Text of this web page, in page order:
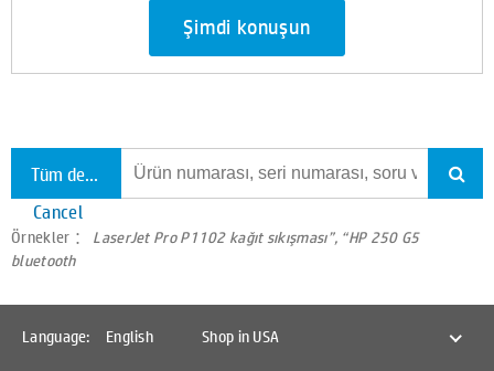
Şimdi konuşun
Tüm destekte ara
Cancel
Örnekler ： LaserJet Pro P1102 kağıt sıkışması”, “HP 250 G5
bluetooth
Language: English Shop in USA